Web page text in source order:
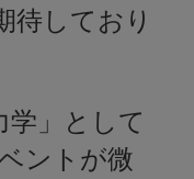
待しており
学」として
ントが微